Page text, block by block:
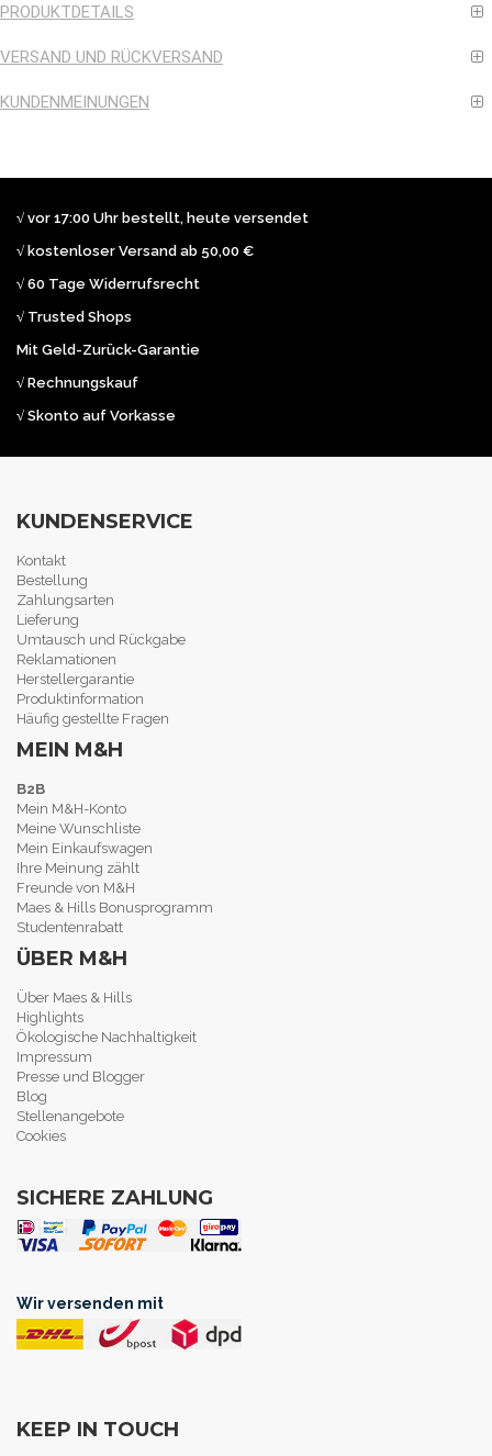
PRODUKTDETAILS
VERSAND UND RÜCKVERSAND
KUNDENMEINUNGEN
√ vor 17:00 Uhr bestellt, heute versendet
√ kostenloser Versand ab 50,00 €
√ 60 Tage Widerrufsrecht
√ Trusted Shops
Mit Geld-Zurück-Garantie
√ Rechnungskauf
√ Skonto auf Vorkasse
KUNDENSERVICE
Kontakt
Bestellung
Zahlungsarten
Lieferung
Umtausch und Rückgabe
Reklamationen
Herstellergarantie
Produktinformation
Häufig gestellte Fragen
MEIN M&H
B2B
Mein M&H-Konto
Meine Wunschliste
Mein Einkaufswagen
Ihre Meinung zählt
Freunde von M&H
Maes & Hills Bonusprogramm
Studentenrabatt
ÜBER M&H
Über Maes & Hills
Highlights
Ökologische Nachhaltigkeit
Impressum
Presse und Blogger
Blog
Stellenangebote
Cookies
SICHERE ZAHLUNG
Wir versenden mit
KEEP IN TOUCH